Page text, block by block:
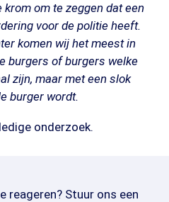
om te zeggen dat een
voor de politie heeft.
komen wij het meest in
burgers of burgers welke
zijn, maar met een slok
burger wordt.
onderzoek.
reageren? Stuur ons een